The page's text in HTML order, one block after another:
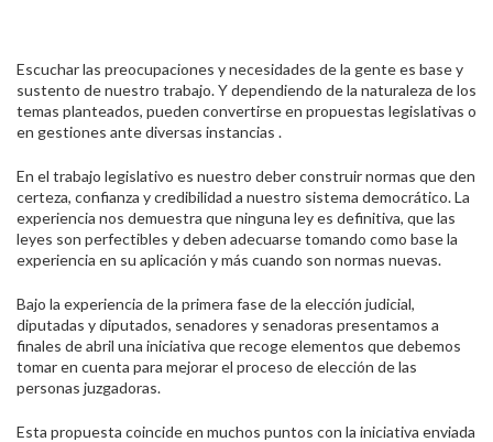
Escuchar las preocupaciones y necesidades de la gente es base y
sustento de nuestro trabajo. Y dependiendo de la naturaleza de los
temas planteados, pueden convertirse en propuestas legislativas o
en gestiones ante diversas instancias .
En el trabajo legislativo es nuestro deber construir normas que den
certeza, confianza y credibilidad a nuestro sistema democrático. La
experiencia nos demuestra que ninguna ley es definitiva, que las
leyes son perfectibles y deben adecuarse tomando como base la
experiencia en su aplicación y más cuando son normas nuevas.
Bajo la experiencia de la primera fase de la elección judicial,
diputadas y diputados, senadores y senadoras presentamos a
finales de abril una iniciativa que recoge elementos que debemos
tomar en cuenta para mejorar el proceso de elección de las
personas juzgadoras.
Esta propuesta coincide en muchos puntos con la iniciativa enviada